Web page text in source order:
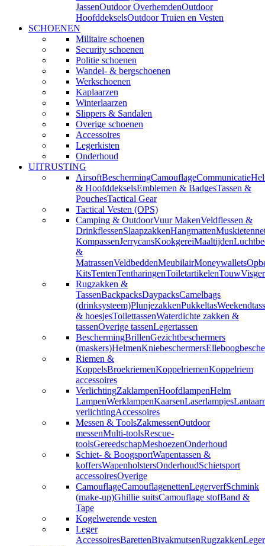
JassenOutdoor OverhemdenOutdoor
HoofddekselsOutdoor Truien en Vesten
SCHOENEN
Militaire schoenen
Security schoenen
Politie schoenen
Wandel- & bergschoenen
Werkschoenen
Kaplaarzen
Winterlaarzen
Slippers & Sandalen
Overige schoenen
Accessoires
Legerkisten
Onderhoud
UITRUSTING
AirsoftBeschermingCamouflageCommunicatie
& HoofddekselsEmblemen & BadgesTassen &
PouchesTactical Gear
Tactical Vesten (OPS)
Camping & OutdoorVuur MakenVeldflessen &
DrinkflessenSlaapzakkenHangmatten
KompassenJerrycansKookgereiMaaltijden
&
MatrassenVeldbeddenMeubilairMoneywallets
KitsTentenTentharingenToiletartikelenTouw
Rugzakken &
TassenBackpacksDaypacksCamelbags
(drinksysteem)PlunjezakkenPukkeltas
& hoesjesToilettassenWaterdichte zakken &
tassenOverige tassenLegertassen
BeschermingBrillenGezichtbeschermers
(maskers)HelmenKniebeschermers
Riemen &
KoppelsBroekriemenKoppelriemenKoppelriem
accessoires
VerlichtingZaklampenHoofdlampenHelm
LampenWerklampenKaarsenLaserlampjes
verlichtingAccessoires
Messen & ToolsZakmessenOutdoor
messenMulti-toolsRescue-
toolsGereedschapMeshoezenOnderhoud
Schiet- & BoogsportWapentassen &
koffersWapenholstersOnderhoudSchietsport
accessoiresOverige
CamouflageCamouflagenettenLegerverfSchmink
(make-up)Ghillie suitsCamouflage stofBand &
Tape
Kogelwerende vesten
Leger
AccessoiresBarettenBivakmutsenRugzakken